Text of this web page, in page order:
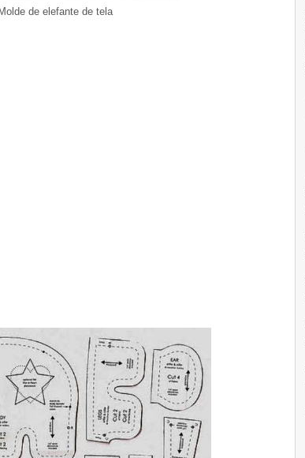
de elefante de tela